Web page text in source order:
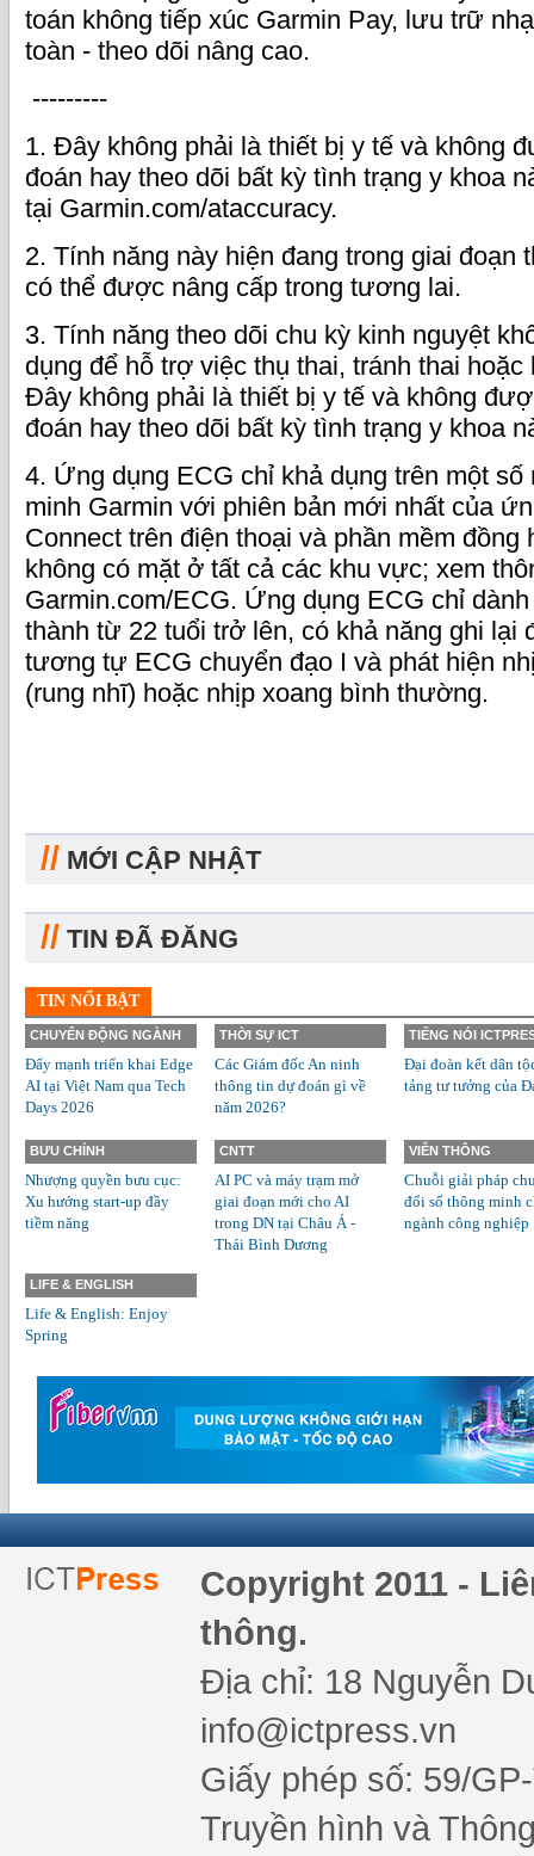
toán không tiếp xúc Garmin Pay, lưu trữ
toàn - theo dõi nâng cao.
---------
1. Đây không phải là thiết bị y tế và không
đoán hay theo dõi bất kỳ tình trạng y khoa
tại Garmin.com/ataccuracy.
2. Tính năng này hiện đang trong giai đoạn
có thể được nâng cấp trong tương lai.
3. Tính năng theo dõi chu kỳ kinh nguyệt
dụng để hỗ trợ việc thụ thai, tránh thai
Đây không phải là thiết bị y tế và không
đoán hay theo dõi bất kỳ tình trạng y khoa
4. Ứng dụng ECG chỉ khả dụng trên một số
minh Garmin với phiên bản mới nhất của
Connect trên điện thoại và phần mềm đồng
không có mặt ở tất cả các khu vực; xem
Garmin.com/ECG. Ứng dụng ECG chỉ
thành từ 22 tuổi trở lên, có khả năng ghi lại
tương tự ECG chuyển đạo I và phát hiện
(rung nhĩ) hoặc nhịp xoang bình thường.
// MỚI CẬP NHẬT
// TIN ĐÃ ĐĂNG
TIN NỔI BẬT
CHUYỂN ĐỘNG NGÀNH
Đẩy mạnh triển khai Edge
AI tại Việt Nam qua Tech
Days 2026
THỜI SỰ ICT
Các Giám đốc An ninh
thông tin dự đoán gì về
năm 2026?
TIẾNG NÓI
Đại đoàn kết dân
tảng tư tưởng của
BƯU CHÍNH
Nhượng quyền bưu cục:
Xu hướng start-up đầy
tiềm năng
CNTT
AI PC và máy trạm mở
giai đoạn mới cho AI
trong DN tại Châu Á -
Thái Bình Dương
VIỄN THÔNG
Chuỗi giải pháp
đổi số thông minh
ngành công nghiệp
LIFE & ENGLISH
Life & English: Enjoy
Spring
Copyright 2011 -
thông.
Địa chỉ: 18 Nguyễn
info@ictpress.vn
Giấy phép số: 59/
Truyền hình và